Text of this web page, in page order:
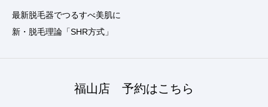
最新脱毛器でつるすべ美肌に
新・脱毛理論「SHR方式」
福山店 予約はこちら